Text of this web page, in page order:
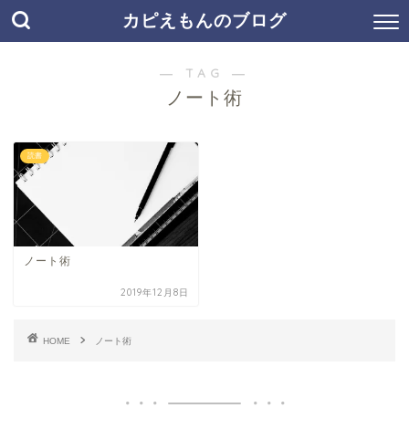
カピえもんのブログ
― TAG ―
ノート術
読書
ノート術
2019年12月8日
HOME ノート術